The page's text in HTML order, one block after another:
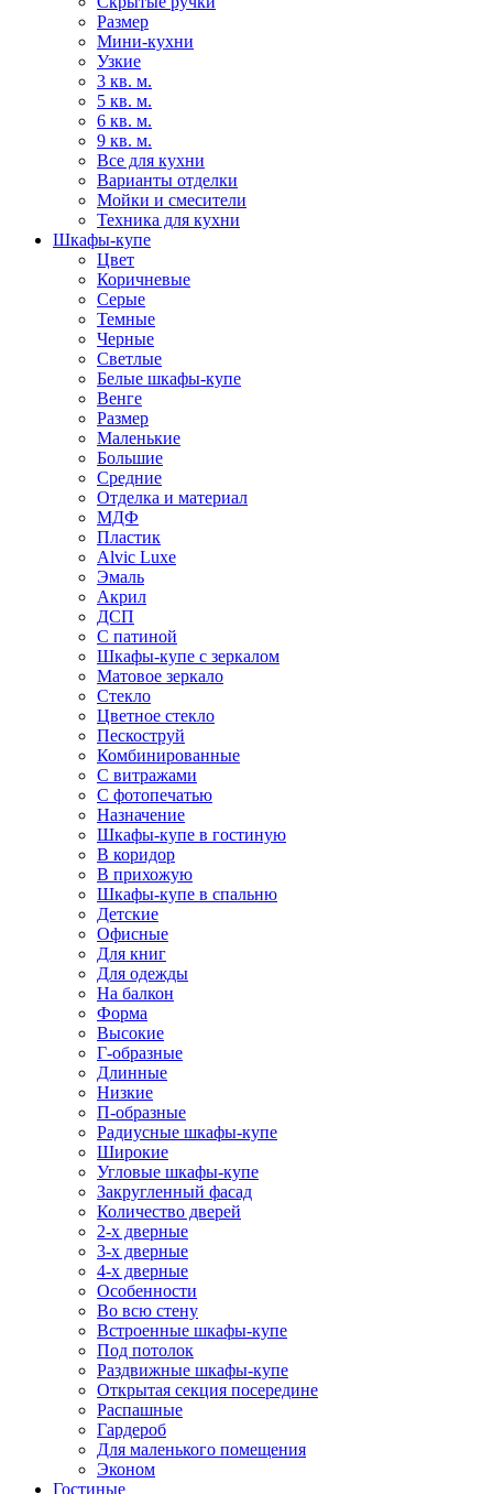
Размер
Мини-кухни
Узкие
3 кв. м.
5 кв. м.
6 кв. м.
9 кв. м.
Все для кухни
Варианты отделки
Мойки и смесители
Техника для кухни
Шкафы-купе
Цвет
Коричневые
Серые
Темные
Черные
Светлые
Белые шкафы-купе
Венге
Размер
Маленькие
Большие
Средние
Отделка и материал
МДФ
Пластик
Alvic Luxe
Эмаль
Акрил
ДСП
С патиной
Шкафы-купе с зеркалом
Матовое зеркало
Стекло
Цветное стекло
Пескоструй
Комбинированные
С витражами
С фотопечатью
Назначение
Шкафы-купе в гостиную
В коридор
В прихожую
Шкафы-купе в спальню
Детские
Офисные
Для книг
Для одежды
На балкон
Форма
Высокие
Г-образные
Длинные
Низкие
П-образные
Радиусные шкафы-купе
Широкие
Угловые шкафы-купе
Закругленный фасад
Количество дверей
2-х дверные
3-х дверные
4-х дверные
Особенности
Во всю стену
Встроенные шкафы-купе
Под потолок
Раздвижные шкафы-купе
Открытая секция посередине
Распашные
Гардероб
Для маленького помещения
Эконом
Гостиные